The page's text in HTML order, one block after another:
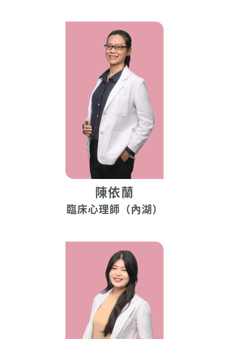
陳依蘭
臨床心理師（內湖）